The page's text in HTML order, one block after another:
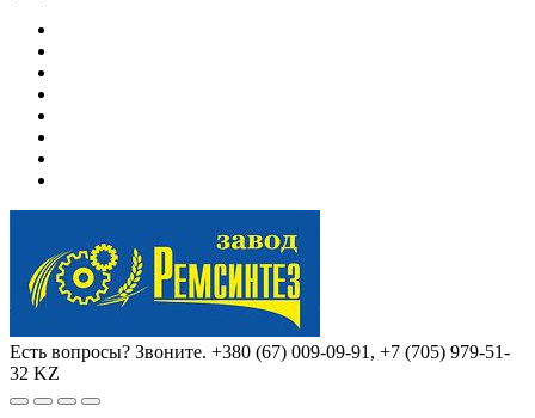
Есть вопросы? Звоните. +380 (67) 009-09-91, +7 (705) 979-51-
32 KZ